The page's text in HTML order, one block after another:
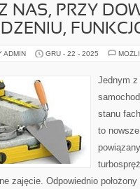
NAS, PRZY
ADMIN GRU - 22 - 2025
Jednym
stanu
to
zajęcie. Odpowiednio